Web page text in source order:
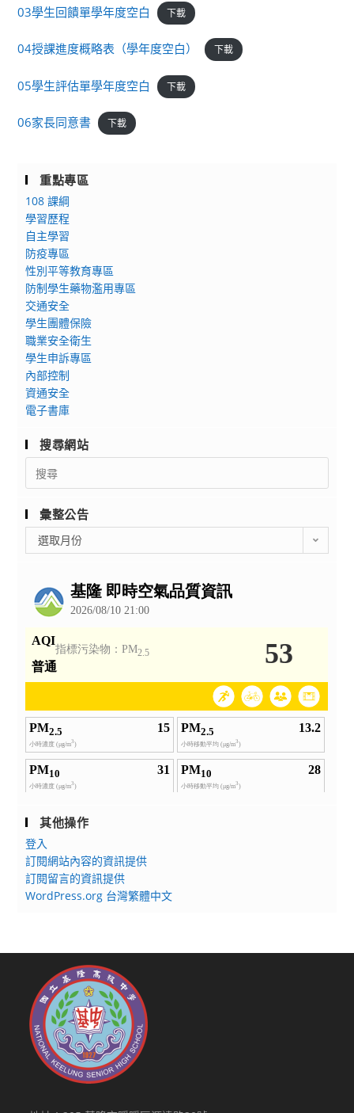
03學生回饋單學年度空白 下載
04授課進度概略表（學年度空白） 下載
05學生評估單學年度空白 下載
06家長同意書 下載
重點專區
108 課綱
學習歷程
自主學習
防疫專區
性別平等教育專區
防制學生藥物濫用專區
交通安全
學生團體保險
職業安全衛生
學生申訴專區
內部控制
資通安全
電子書庫
搜尋網站
Search
for:
彙整公告
整
選取月份
其他操作
登入
訂閱網站內容的資訊提供
訂閱留言的資訊提供
WordPress.org 台灣繁體中文